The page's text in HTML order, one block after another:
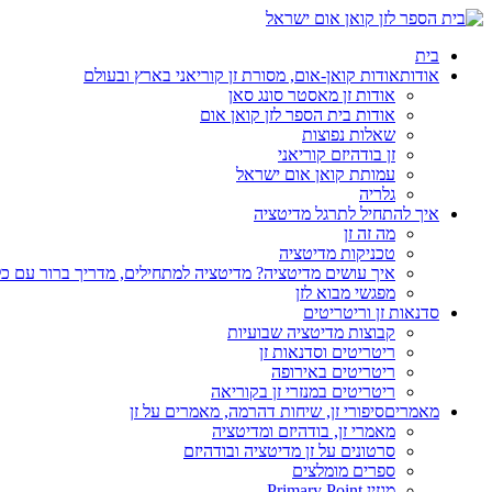
בית
אודותאודות קואן-אום, מסורת זן קוריאני בארץ ובעולם
אודות זן מאסטר סונג סאן
אודות בית הספר לזן קואן אום
שאלות נפוצות
זן בודהיזם קוריאני
עמותת קואן אום ישראל
גלריה
איך להתחיל לתרגל מדיטציה
מה זה זן
טכניקות מדיטציה
איך עושים מדיטציה? מדיטציה למתחילים, מדריך ברור עם
מפגשי מבוא לזן
סדנאות זן וריטריטים
קבוצות מדיטציה שבועיות
ריטריטים וסדנאות זן
ריטריטים באירופה
ריטריטים במנזרי זן בקוריאה
מאמריםסיפורי זן, שיחות דהרמה, מאמרים על זן
מאמרי זן, בודהיזם ומדיטציה
סרטונים על זן מדיטציה ובודהיזם
ספרים מומלצים